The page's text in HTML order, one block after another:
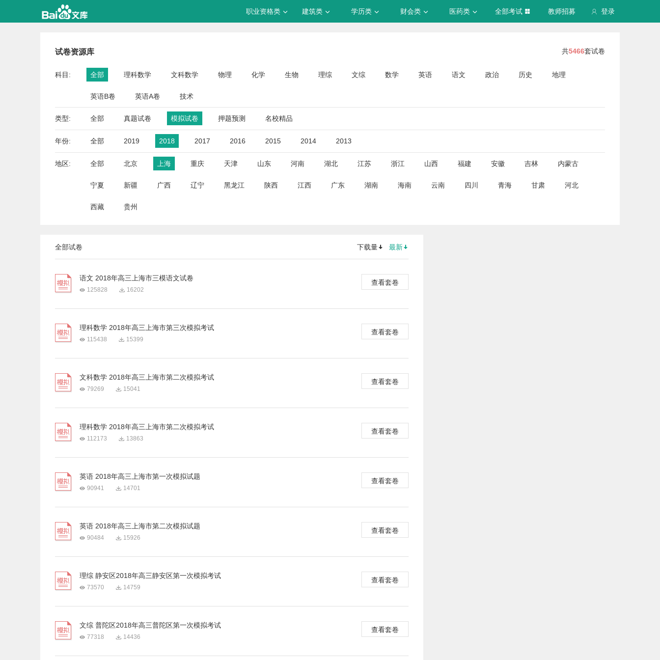
登录
职业资格类 建筑类 学历类 财会类 医药类 全部考试 教师招募
试卷资源库 共5466套试卷
科目: 全部 理科数学 文科数学 物理 化学 生物 理综 文综 数学 英语 语文 政治 历史 地理
英语B卷 英语A卷 技术
类型: 全部 真题试卷 模拟试卷 押题预测 名校精品
年份: 全部 2019 2018 2017 2016 2015 2014 2013
地区: 全部 北京 上海 重庆 天津 山东 河南 湖北 江苏 浙江 山西 福建 安徽 吉林 内蒙古
宁夏 新疆 广西 辽宁 黑龙江 陕西 江西 广东 湖南 海南 云南 四川 青海 甘肃 河北
西藏 贵州
全部试卷 下载量 最新
语文 2018年高三上海市三模语文试卷
125828 16202
查看套卷
理科数学 2018年高三上海市第三次模拟考试
115438 15399
查看套卷
文科数学 2018年高三上海市第二次模拟考试
79269 15041
查看套卷
理科数学 2018年高三上海市第二次模拟考试
112173 13863
查看套卷
英语 2018年高三上海市第一次模拟试题
90941 14701
查看套卷
英语 2018年高三上海市第二次模拟试题
90484 15926
查看套卷
理综 静安区2018年高三静安区第一次模拟考试
73570 14759
查看套卷
文综 普陀区2018年高三普陀区第一次模拟考试
77318 14436
查看套卷